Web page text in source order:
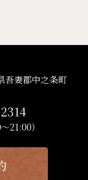
吾妻郡中之条町
21:00）